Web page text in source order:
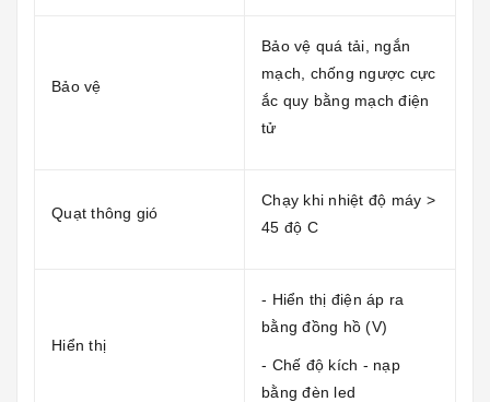
Bảo vệ
Bảo vệ quá tải, ngắn
mạch, chống ngược cực
ắc quy bằng mạch điện
tử
Quạt thông gió
Chạy khi nhiệt độ máy >
45 độ C
Hiển thị
- Hiển thị điện áp ra
bằng đồng hồ (V)
- Chế độ kích - nạp
bằng đèn led